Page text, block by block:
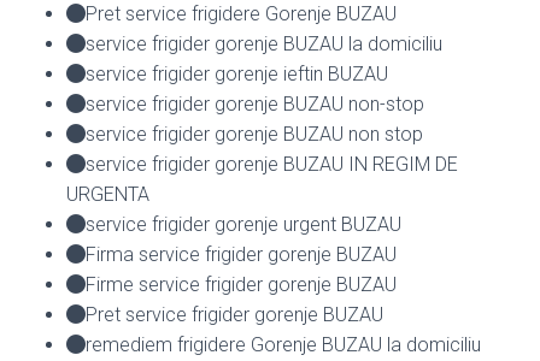
Pret service frigidere Gorenje BUZAU
service frigider gorenje BUZAU la domiciliu
service frigider gorenje ieftin BUZAU
service frigider gorenje BUZAU non-stop
service frigider gorenje BUZAU non stop
service frigider gorenje BUZAU IN REGIM DE
URGENTA
service frigider gorenje urgent BUZAU
Firma service frigider gorenje BUZAU
Firme service frigider gorenje BUZAU
Pret service frigider gorenje BUZAU
remediem frigidere Gorenje BUZAU la domiciliu